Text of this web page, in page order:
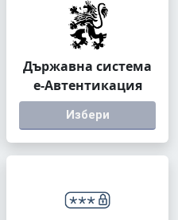
Държавна система
е-Автентикация
Избери